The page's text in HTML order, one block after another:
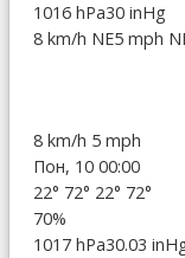
1016 hPa30 inHg
8 km/h NE5 mph
8 km/h 5 mph
Пон, 10 00:00
22° 72° 22° 72°
70%
1017 hPa30.03